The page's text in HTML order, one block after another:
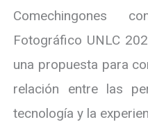
Comechingones
Fotográfico UNLC
una propuesta para
relación entre las
tecnología y la